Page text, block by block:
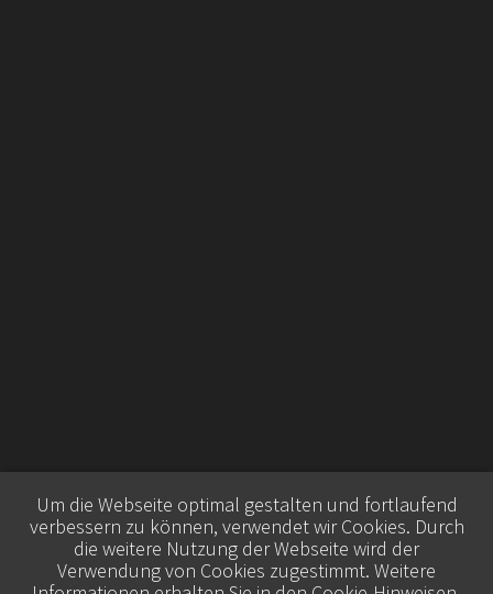
Um die Webseite optimal gestalten und fortlaufend
verbessern zu können, verwendet wir Cookies. Durch
die weitere Nutzung der Webseite wird der
Verwendung von Cookies zugestimmt. Weitere